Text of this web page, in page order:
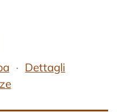
Dettagli